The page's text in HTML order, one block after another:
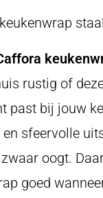
rustig of
past bij jouw
en sfeervolle
oogt.
goed